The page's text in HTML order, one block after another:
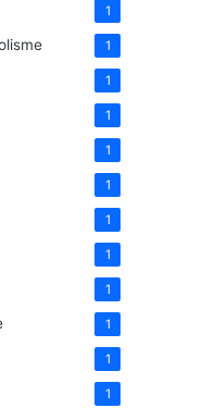
1
1
1
1
1
1
1
1
1
1
1
1